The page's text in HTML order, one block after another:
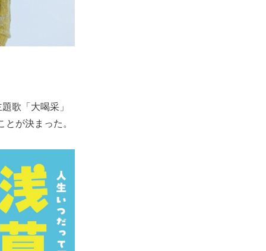
歌「大喝采」
が決まった。